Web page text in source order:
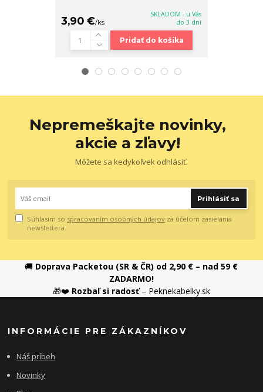
3,90 €/ks
SKLADOM - u Vás
do 3 dní
Pridať do košíka
Nepremeškajte novinky,
akcie a zľavy!
Môžete sa kedykoľvek odhlásiť.
Prihlásiť sa
Súhlasím so spracovaním osobných údajov za účelom zasielania
newslettera.
🚚 Doprava Packetou (SR & ČR) od 2,90 € – nad 59 €
ZADARMO!
🎁❤️ Rozbaľ si radosť– Peknekabelky.sk
INFORMÁCIE PRE ZÁKAZNÍKOV
Náš príbeh
Novinky